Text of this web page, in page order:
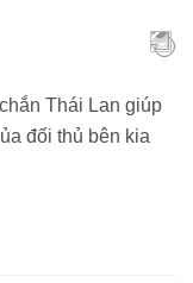
Thái Lan giúp
đối thủ bên kia